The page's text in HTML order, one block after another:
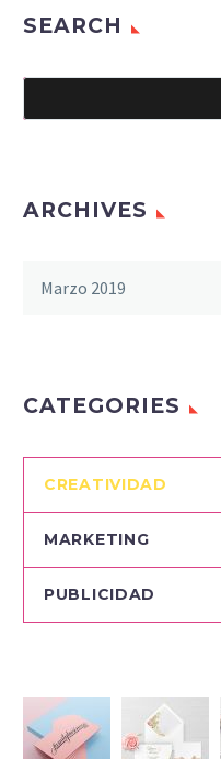
SEARCH
ARCHIVES
Marzo 2019
CATEGORIES
CREATIVIDAD
MARKETING
PUBLICIDAD